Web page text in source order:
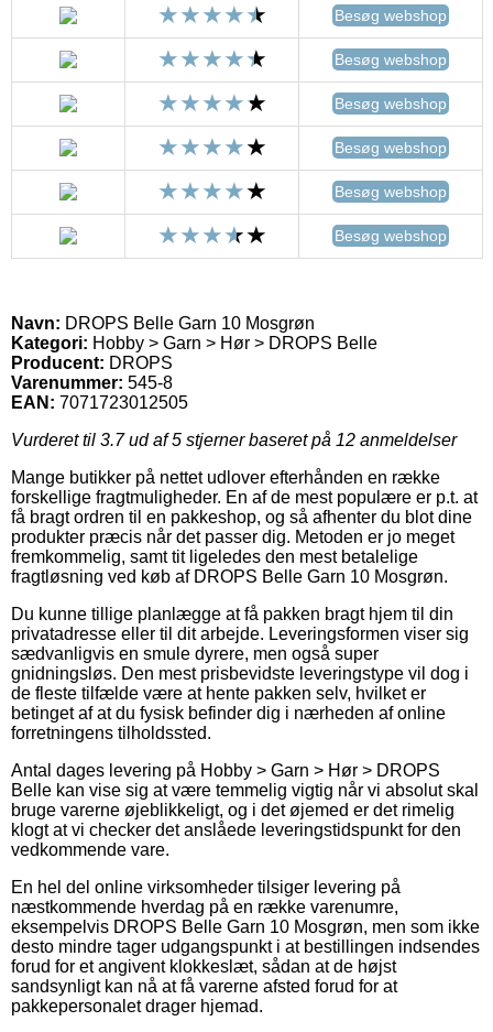
Besøg webshop
Besøg webshop
Besøg webshop
Besøg webshop
Besøg webshop
Besøg webshop
Navn: DROPS Belle Garn 10 Mosgrøn
Kategori: Hobby > Garn > Hør > DROPS Belle
Producent: DROPS
Varenummer: 545-8
EAN: 7071723012505
Vurderet til 3.7ud af 5 stjerner baseret på 12 anmeldelser
Mange butikker på nettet udlover efterhånden en række
forskellige fragtmuligheder. En af de mest populære er p.t. at
få bragt ordren til en pakkeshop, og så afhenter du blot dine
produkter præcis når det passer dig. Metoden er jo meget
fremkommelig, samt tit ligeledes den mest betalelige
fragtløsning ved køb af DROPS Belle Garn 10 Mosgrøn.
Du kunne tillige planlægge at få pakken bragt hjem til din
privatadresse eller til dit arbejde. Leveringsformen viser sig
sædvanligvis en smule dyrere, men også super
gnidningsløs. Den mest prisbevidste leveringstype vil dog i
de fleste tilfælde være at hente pakken selv, hvilket er
betinget af at du fysisk befinder dig i nærheden af online
forretningens tilholdssted.
Antal dages levering på Hobby > Garn > Hør > DROPS
Belle kan vise sig at være temmelig vigtig når vi absolut skal
bruge varerne øjeblikkeligt, og i det øjemed er det rimelig
klogt at vi checker det anslåede leveringstidspunkt for den
vedkommende vare.
En hel del online virksomheder tilsiger levering på
næstkommende hverdag på en række varenumre,
eksempelvis DROPS Belle Garn 10 Mosgrøn, men som ikke
desto mindre tager udgangspunkt i at bestillingen indsendes
forud for et angivent klokkeslæt, sådan at de højst
sandsynligt kan nå at få varerne afsted forud for at
pakkepersonalet drager hjemad.